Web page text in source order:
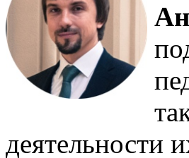
деятельности